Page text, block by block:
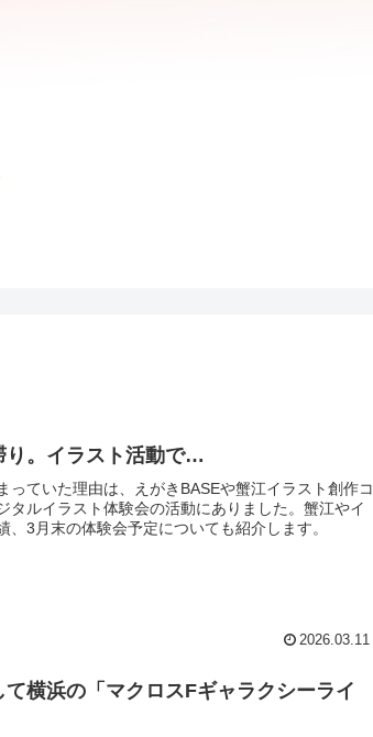
り。イラスト活動で…
っていた理由は、えがきBASEや蟹江イラスト創作コ
タルイラスト体験会の活動にありました。蟹江やイ
、3月末の体験会予定についても紹介します。
2026.03.11
て横浜の「マクロスFギャラクシーライ